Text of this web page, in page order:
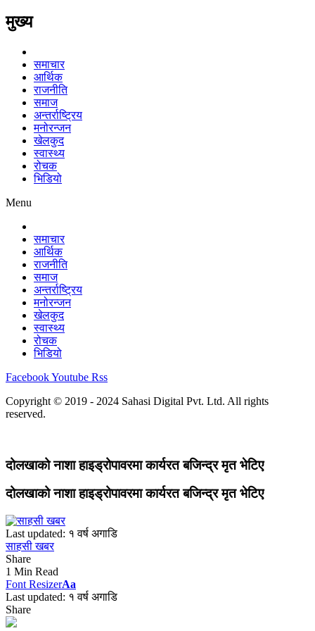
मुख्य
समाचार
आर्थिक
राजनीति
समाज
अन्तर्राष्ट्रिय
मनोरन्जन
खेलकुद
स्वास्थ्य
रोचक
भिडियो
Menu
समाचार
आर्थिक
राजनीति
समाज
अन्तर्राष्ट्रिय
मनोरन्जन
खेलकुद
स्वास्थ्य
रोचक
भिडियो
FacebookYoutube Rss
Copyright © 2019 - 2024 Sahasi Digital Pvt. Ltd. All rights
reserved.
दोलखाको नाशा हाइड्रोपावरमा कार्यरत बजिन्द्र मृत भेटिए
दोलखाको नाशा हाइड्रोपावरमा कार्यरत बजिन्द्र मृत भेटिए
Last updated: १ वर्ष अगाडि
साहसी खबर
Share
1 Min Read
Font ResizerAa
Last updated: १ वर्ष अगाडि
Share